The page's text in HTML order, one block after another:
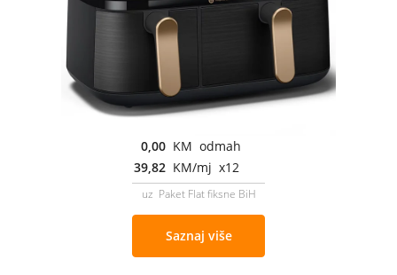
0,00 KM odmah
39,82 KM/mj x12
uz Paket Flat fiksne BiH
Saznaj više